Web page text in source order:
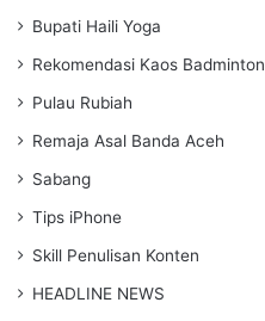
Bupati Haili Yoga
Rekomendasi Kaos Badminton
Pulau Rubiah
Remaja Asal Banda Aceh
Sabang
Tips iPhone
Skill Penulisan Konten
HEADLINE NEWS